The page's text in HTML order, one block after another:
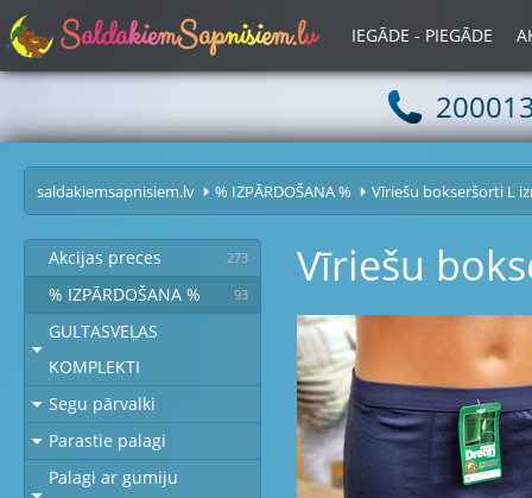
SaldakiemSapnisiem.lv IEGĀDE - PIEGĀDE
saldakiemsapnisiem.lv % IZPĀRDOŠANA % Vīriešu bokseršorti L
Akcijas preces 273
% IZPĀRDOŠANA % 93
GULTASVEĻAS
KOMPLEKTI
Segu pārvalki
Parastie palagi
Palagi ar gumiju
Vīriešu